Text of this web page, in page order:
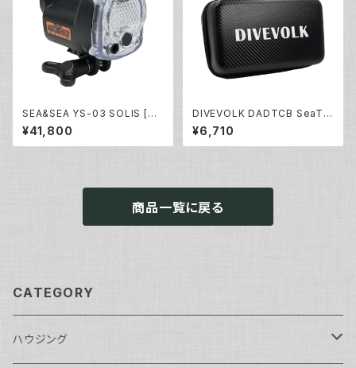
SEA&SEA YS-03 SOLIS [03
125]
¥41,800
DIVEVOLK DADTCB SeaTo
uch 4 max専用キャリーケース
[70179]
¥6,710
商品一覧に戻る
CATEGORY
ハウジング